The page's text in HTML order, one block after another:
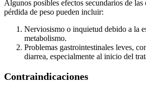
Algunos posibles efectos secundarios de las
pérdida de peso pueden incluir:
Nerviosismo o inquietud debido a la
metabolismo.
Problemas gastrointestinales leves,
diarrea, especialmente al inicio del
Contraindicaciones